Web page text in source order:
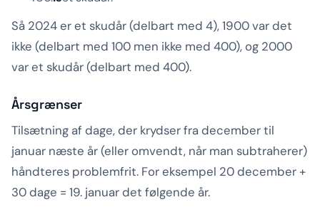
Så 2024 er et skudår (delbart med 4), 1900 var det
ikke (delbart med 100 men ikke med 400), og 2000
var et skudår (delbart med 400).
Årsgrænser
Tilsætning af dage, der krydser fra december til
januar næste år (eller omvendt, når man subtraherer)
håndteres problemfrit. For eksempel 20 december +
30 dage = 19. januar det følgende år.